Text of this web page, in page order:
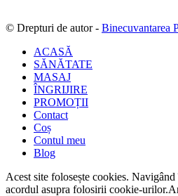
© Drepturi de autor - Binecuvantarea
ACASĂ
SĂNĂTATE
MASAJ
ÎNGRIJIRE
PROMOȚII
Contact
Coș
Contul meu
Blog
Acest site folosește cookies.
acordul asupra folosirii cookie-urilor.